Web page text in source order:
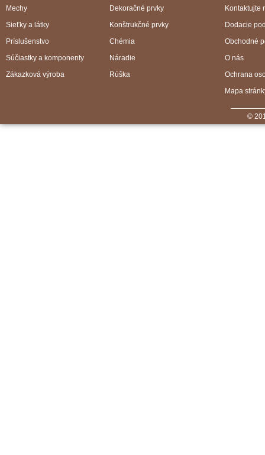
Mechy
Dekoračné prvky
Sieťky a látky
Príslušenstvo
Konštrukčné prvky
Chémia
Súčiastky a komponenty
Zákazková výroba
Náradie
Rúška
Kontaktujte
Dodacie
Obchodné
O nás
Ochrana
Mapa
©